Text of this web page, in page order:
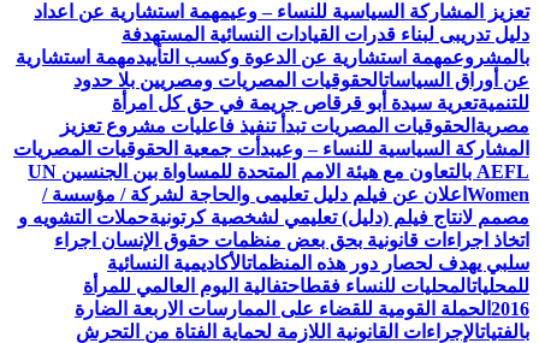
تعزيز المشاركة السياسية للنساء – وعيمهمة استشارية عن اعداد
دليل تدريبى لبناء قدرات القيادات النسائية المستهدفة
بالمشروعمهمة استشارية عن الدعوة وكسب التأييدمهمة استشارية
عن أوراق السياساتالحقوقيات المصريات ومصريين بلا حدود
للتنميةتعرية سيدة أبو قرقاص جريمة في حق كل امرأة
مصرية الحقوقيات المصريات تبدأ تنفيذ فاعليات مشروع تعزيز
المشاركة السياسية للنساء – وعيبدأت جمعية الحقوقيات المصريات
AEFL بالتعاون مع هيئة الامم المتحدة للمساواة بين الجنسين UN
Women اعلان عن فيلم دليل تعليمى والحاجة لشركة / مؤسسة /
مصمم لانتاج فيلم (دليل) تعليمي لشخصية كرتونيةحملات التشويه و
اتخاذ اجراءات قانونية بحق بعض منظمات حقوق الإنسان اجراء
سلبي يهدف لحصار دور هذه المنظماتالأكاديمية النسائية
للمحلياتالمحليات للنساء فقطاحتفالية اليوم العالمي للمرأة
2016 الحملة القومية للقضاء على الممارسات الاربعة الضارة
بالفتياتالإجراءات القانونية اللازمة لحماية الفتاة من التحرش